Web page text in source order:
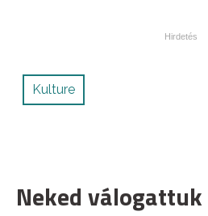
Kulture
Neked válogattuk